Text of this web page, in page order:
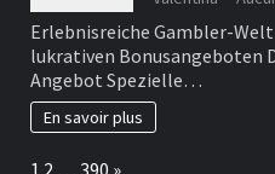
Erlebnisreiche Gambler-
lukrativen Bonusangeboten
Angebot Spezielle…
En savoir plus
Page:
1 2 … 390 Next
»